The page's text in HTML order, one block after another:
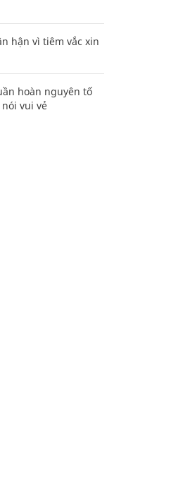
hận vì tiêm vắc xin
hoàn nguyên tố
vui vẻ